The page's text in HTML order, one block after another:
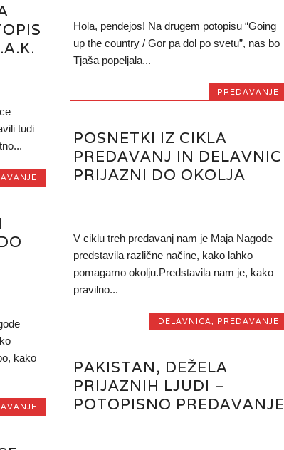
Hola, pendejos! Na drugem potopisu “Going
up the country / Gor pa dol po svetu”, nas bo
Tjaša popeljala...
PREDAVANJE
tudi
POSNETKI IZ CIKLA
PREDAVANJ IN DELAVNIC
PRIJAZNI DO OKOLJA
V ciklu treh predavanj nam je Maja Nagode
predstavila različne načine, kako lahko
pomagamo okolju.Predstavila nam je, kako
pravilno...
DELAVNICA PREDAVANJE
kako
PAKISTAN, DEŽELA
PRIJAZNIH LJUDI –
POTOPISNO PREDAVANJE